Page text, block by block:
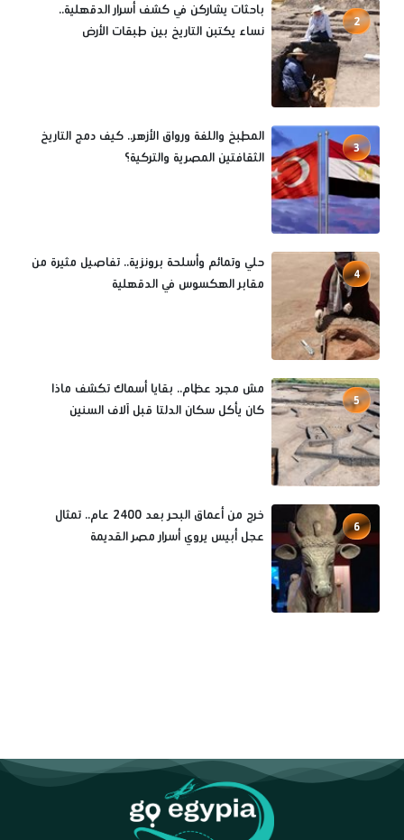
2
باحثات يشاركن في كشف أسرار الدقهلية..
نساء يكتبن التاريخ بين طبقات الأرض
3
المطبخ واللغة ورواق الأزهر.. كيف دمج التاريخ
الثقافتين المصرية والتركية؟
4
حلي وتمائم وأسلحة برونزية.. تفاصيل مثيرة من
مقابر الهكسوس في الدقهلية
5
مش مجرد عظام.. بقايا أسماك تكشف ماذا
كان يأكل سكان الدلتا قبل آلاف السنين
6
خرج من أعماق البحر بعد 2400 عام.. تمثال
عجل أبيس يروي أسرار مصر القديمة